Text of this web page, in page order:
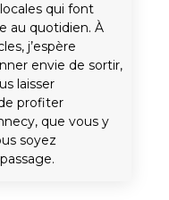
qui font
au quotidien. À
j’espère
envie de sortir,
laisser
profiter
que vous y
soyez